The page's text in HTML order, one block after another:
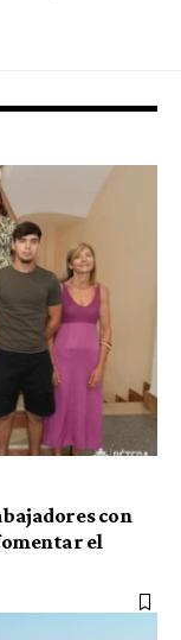
con
el